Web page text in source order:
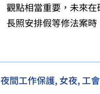
觀點相當重要，未來
長照安排假等修法案時
夜間工作保護,女夜,工